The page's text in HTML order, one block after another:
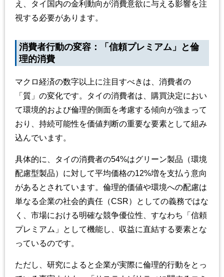
え、タイ国内の金利動向が消費意欲に与える影響を注
視する必要があります。
消費者行動の変容：「信頼プレミアム」と倫
理的消費
マクロ経済の数字以上に注目すべきは、消費者の
「質」の変化です。タイの消費者は、購買決定におい
て環境的および倫理的側面を考慮する傾向が強まって
おり、持続可能性を価値判断の重要な要素として組み
込んでいます。
具体的に、タイの消費者の54%はグリーン製品（環境
配慮型製品）に対して平均価格の12%増を支払う意向
があるとされています。倫理的価値や環境への配慮は
単なる企業の社会的責任（CSR）としての義務ではな
く、市場における明確な競争優位性、すなわち「信頼
プレミアム」として機能し、収益に直結する要素とな
っているのです。
ただし、研究によると企業が実際に倫理的行動をとっ